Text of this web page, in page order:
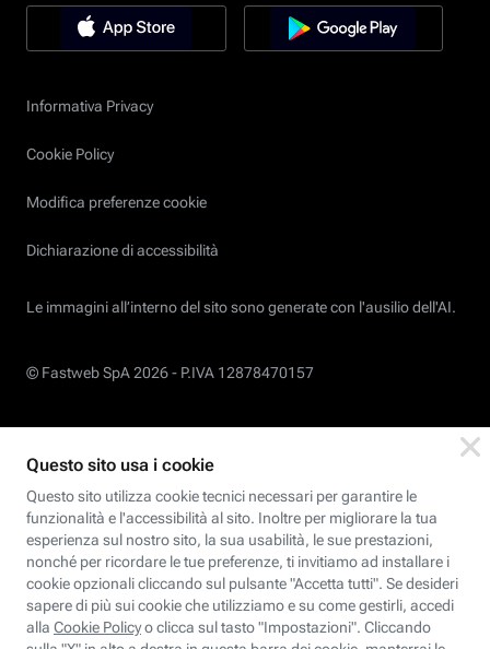
Informativa Privacy
Cookie Policy
Modifica preferenze cookie
Dichiarazione di accessibilità
Le immagini all’interno del sito sono generate con l'ausilio dell'AI.
© Fastweb SpA 2026 - P.IVA 12878470157